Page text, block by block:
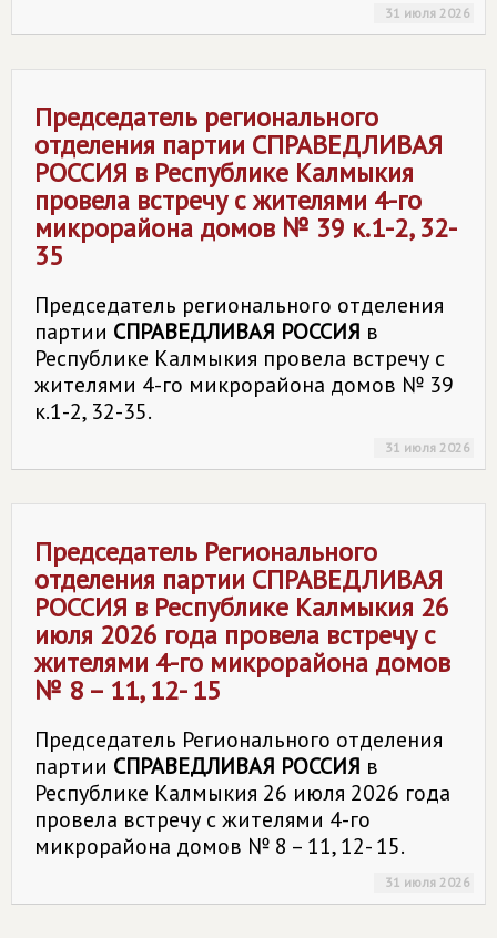
31 июля 2026
Председатель регионального
отделения партии СПРАВЕДЛИВАЯ
РОССИЯ в Республике Калмыкия
провела встречу с жителями 4-го
микрорайона домов № 39 к.1-2, 32-
35
Председатель регионального отделения
партии СПРАВЕДЛИВАЯ РОССИЯ в
Республике Калмыкия провела встречу с
жителями 4-го микрорайона домов № 39
к.1-2, 32-35.
31 июля 2026
Председатель Регионального
отделения партии СПРАВЕДЛИВАЯ
РОССИЯ в Республике Калмыкия 26
июля 2026 года провела встречу с
жителями 4-го микрорайона домов
№ 8 – 11, 12- 15
Председатель Регионального отделения
партии СПРАВЕДЛИВАЯ РОССИЯ в
Республике Калмыкия 26 июля 2026 года
провела встречу с жителями 4-го
микрорайона домов № 8 – 11, 12- 15.
31 июля 2026